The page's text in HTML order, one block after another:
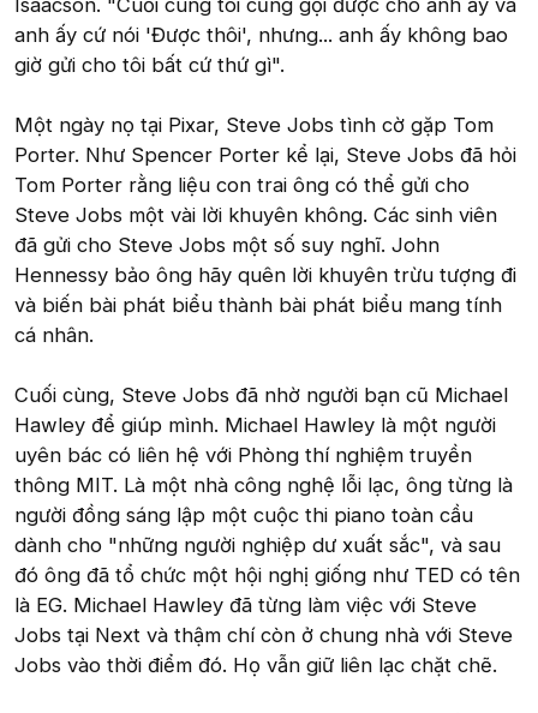
Isaacson. "Cuối cùng tôi cũng gọi được cho anh ấy và
anh ấy cứ nói 'Được thôi', nhưng... anh ấy không bao
giờ gửi cho tôi bất cứ thứ gì".
Một ngày nọ tại Pixar, Steve Jobs tình cờ gặp Tom
Porter. Như Spencer Porter kể lại, Steve Jobs đã hỏi
Tom Porter rằng liệu con trai ông có thể gửi cho
Steve Jobs một vài lời khuyên không. Các sinh viên
đã gửi cho Steve Jobs một số suy nghĩ. John
Hennessy bảo ông hãy quên lời khuyên trừu tượng đi
và biến bài phát biểu thành bài phát biểu mang tính
cá nhân.
Cuối cùng, Steve Jobs đã nhờ người bạn cũ Michael
Hawley để giúp mình. Michael Hawley là một người
uyên bác có liên hệ với Phòng thí nghiệm truyền
thông MIT. Là một nhà công nghệ lỗi lạc, ông từng là
người đồng sáng lập một cuộc thi piano toàn cầu
dành cho "những người nghiệp dư xuất sắc", và sau
đó ông đã tổ chức một hội nghị giống như TED có tên
là EG. Michael Hawley đã từng làm việc với Steve
Jobs tại Next và thậm chí còn ở chung nhà với Steve
Jobs vào thời điểm đó. Họ vẫn giữ liên lạc chặt chẽ.